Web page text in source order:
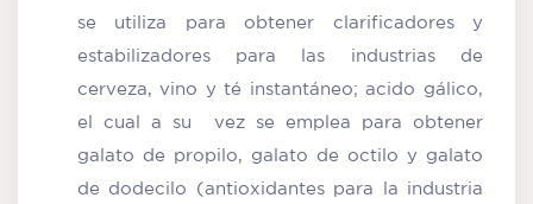
se utiliza para obtener clarificadores y
estabilizadores para las industrias de
cerveza, vino y té instantáneo; acido gálico,
el cual a su vez se emplea para obtener
galato de propilo, galato de octilo y galato
de dodecilo (antioxidantes para la industria